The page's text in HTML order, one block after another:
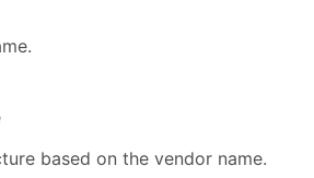
based on the vendor name.